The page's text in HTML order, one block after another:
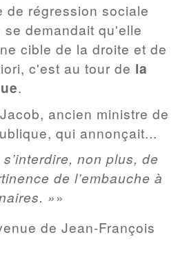
de régression sociale
demandait qu'elle
cible de la droite et de
c'est au tour de la
.
ancien ministre de
qui annonçait...
non plus, de
de l’embauche à
»
de Jean-François